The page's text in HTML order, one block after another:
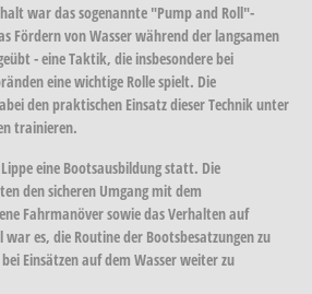
war das sogenannte "Pump and Roll"-
Fördern von Wasser während der langsamen
- eine Taktik, die insbesondere bei
eine wichtige Rolle spielt. Die
den praktischen Einsatz dieser Technik unter
trainieren.
eine Bootsausbildung statt. Die
den sicheren Umgang mit dem
Fahrmanöver sowie das Verhalten auf
es, die Routine der Bootsbesatzungen zu
Einsätzen auf dem Wasser weiter zu